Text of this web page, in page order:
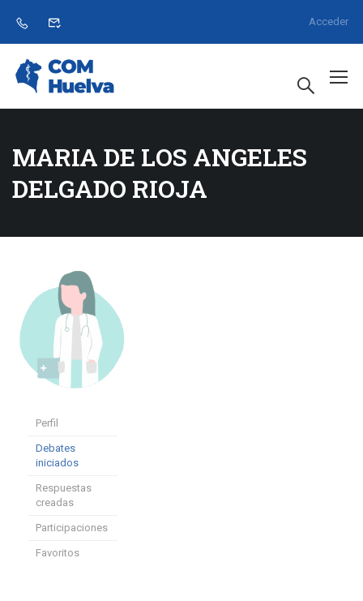
Acceder
MARIA DE LOS ANGELES
DELGADO RIOJA
Perfil
Debates
iniciados
Respuestas
creadas
Participaciones
Favoritos